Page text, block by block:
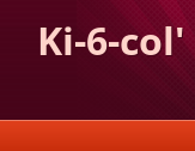
Ki-6-